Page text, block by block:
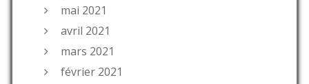
mai 2021
avril 2021
mars 2021
février 2021